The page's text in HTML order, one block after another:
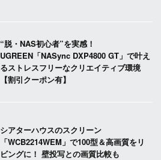
“脱・NAS初心者”を実感！
UGREEN「NASync DXP4800 GT」で叶え
るストレスフリーなクリエイティブ環境
【割引クーポン有】
シアターハウスのスクリーン
「WCB2214WEM」で100型＆高画質をリ
ビングに！ 壁投写との画質比較も